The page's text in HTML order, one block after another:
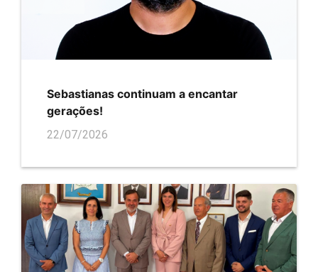
Sebastianas continuam a encantar
gerações!
22/07/2026